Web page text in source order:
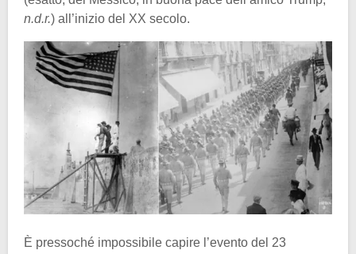
n.d.r.) all’inizio del XX secolo.
È pressoché impossibile capire l’evento del 23